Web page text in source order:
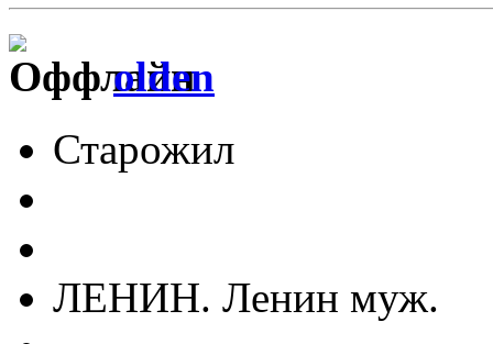
οlden
Старожил
ЛЕНИН. Ленин муж.